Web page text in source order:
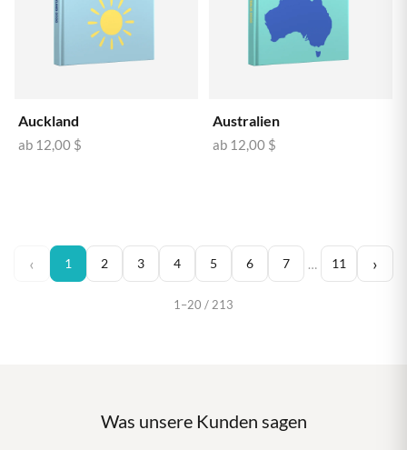
Auckland
ab 12,00 $
Australien
ab 12,00 $
‹ 1 2 3 4 5 6 7 … 11 ›
1–20 / 213
Was unsere Kunden sagen